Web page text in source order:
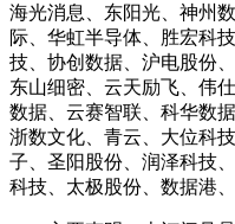
海光消息、东阳光、神州
际、华虹半导体、胜宏科
技、协创数据、沪电股份
东山细密、云天励飞、伟
数据、云赛智联、科华数
浙数文化、青云、大位科
子、圣阳股份、润泽科技
科技、太极股份、数据港